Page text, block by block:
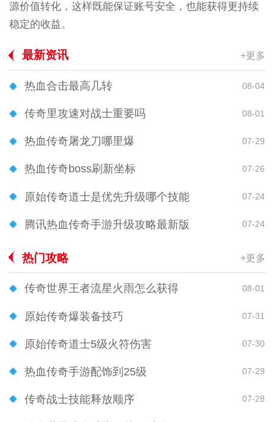
源价值转化，这样既能保证账号安全，也能获得更持续
稳定的收益。
最新资讯 +更多
热血合击最高几转 08-04
传奇里攻速对战士重要吗 08-01
热血传奇屠龙刀哪里爆 07-29
热血传奇boss刷新坐标 07-26
原始传奇道士是优先升级哪个技能 07-24
腾讯热血传奇手游升级攻略最新版 07-24
热门攻略 +更多
传奇世界王者流星火雨怎么获得 08-01
原始传奇爆装备技巧 07-31
原始传奇道士5级火符伤害 07-30
热血传奇手游配饰到25级 07-29
传奇战士技能释放顺序 07-28